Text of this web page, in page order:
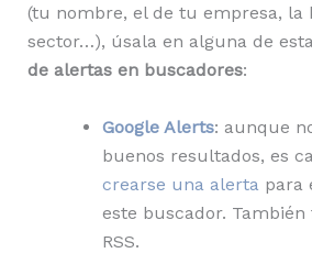
(tu nombre, el de tu empresa, la
sector…), úsala en alguna de
de alertas en buscadores:
Google Alerts: aunque
buenos resultados, es
crearse una alerta para
este buscador.
RSS.